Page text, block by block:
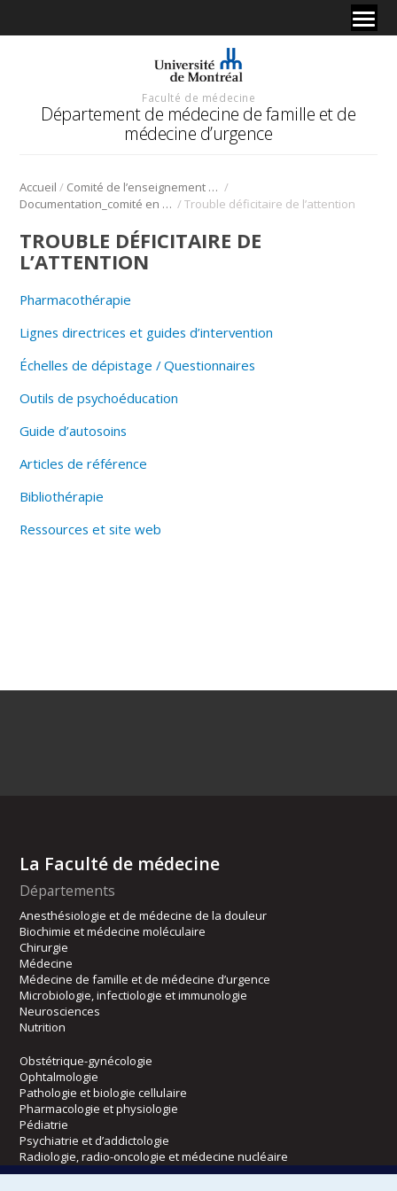
Faculté de médecine
Département de médecine de famille et de
médecine d’urgence
Accueil / Comité de l’enseignement en santé mentale /
Documentation_comité en santé mentale /Trouble déficitaire de l’attention
TROUBLE DÉFICITAIRE DE
L’ATTENTION
Pharmacothérapie
Lignes directrices et guides d’intervention
Échelles de dépistage / Questionnaires
Outils de psychoéducation
Guide d’autosoins
Articles de référence
Bibliothérapie
Ressources et site web
La Faculté de médecine
Départements
Anesthésiologie et de médecine de la douleur
Biochimie et médecine moléculaire
Chirurgie
Médecine
Médecine de famille et de médecine d’urgence
Microbiologie, infectiologie et immunologie
Neurosciences
Nutrition
Obstétrique-gynécologie
Ophtalmologie
Pathologie et biologie cellulaire
Pharmacologie et physiologie
Pédiatrie
Psychiatrie et d’addictologie
Radiologie, radio-oncologie et médecine nucléaire